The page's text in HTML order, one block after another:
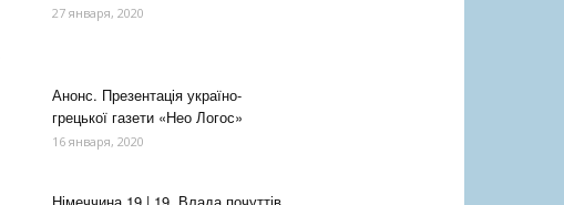
27 января, 2020
Анонс. Презентація україно-
грецької газети «Нео Логос»
16 января, 2020